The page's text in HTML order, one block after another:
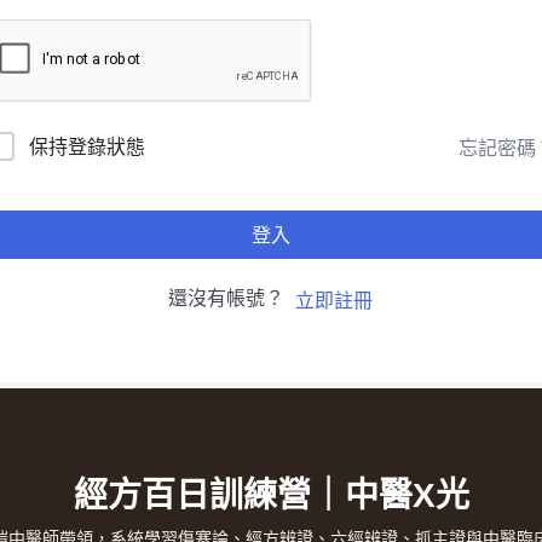
保持登錄狀態 忘記密碼
登入
還沒有帳號？ 立即註冊
經方百日訓練營｜中醫X光
中醫師帶領，系統學習傷寒論、經方辨證、六經辨證、抓主證與中醫臨